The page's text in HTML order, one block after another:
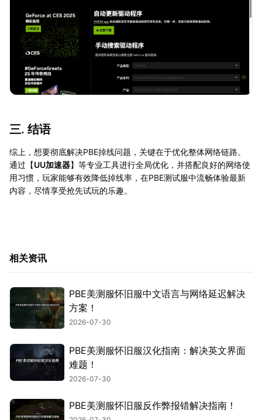
三. 结语
综上，想要彻底解决PBE掉线问题，关键在于优化整体网络链路。
通过【UU加速器】等专业工具进行全局优化，并搭配良好的网络使
用习惯，玩家能够有效降低掉线率，在PBE测试服中流畅体验最新
内容，尽情享受抢先试玩的乐趣。
相关资讯
PBE美测服怀旧服中文语言与网络延迟解决
方案！
2026-07-30
PBE美测服怀旧服汉化指南：解决英文界面
难题！
2026-07-30
PBE美测服怀旧服反作弊报错解决指南！